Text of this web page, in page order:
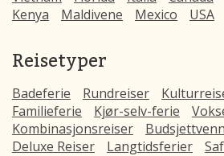
Kenya
Maldivene Mexico USA
Reisetyper
Badeferie Rundreiser
Familieferie
Kjør-selv-ferie
Kombinasjonsreiser
Deluxe Reiser
Langtidsferier